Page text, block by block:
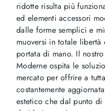
ridotte risulta più
ed elementi accessori
dalle forme semplici e
muoversi in totale libertà
portata di mano. Il
Moderne ospita le
mercato per offrire a
costantemente
estetico che dal punto